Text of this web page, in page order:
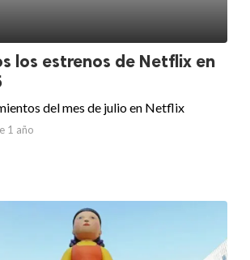
los estrenos de Netflix en
del mes de julio en Netflix
1 año